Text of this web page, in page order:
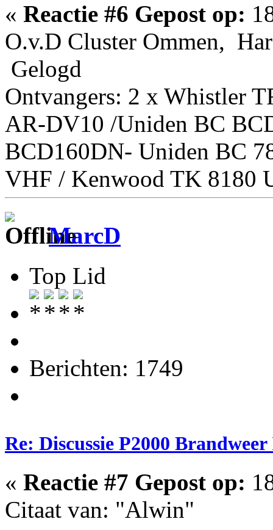
« Reactie #6 Gepost op:
O.v.D Cluster Ommen,
Gelogd
Ontvangers: 2 x Whistler
AR-DV10 /Uniden BC
BCD160DN- Uniden BC
VHF / Kenwood TK 8180
MarcD
Top Lid
Berichten: 1749
Re: Discussie P2000
« Reactie #7 Gepost op:
Citaat van: "Alwin"